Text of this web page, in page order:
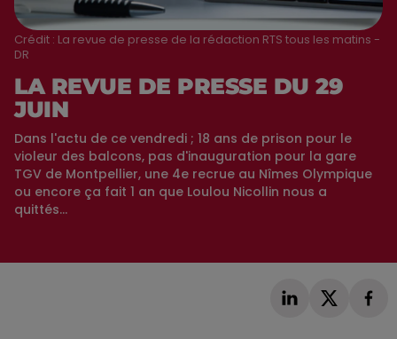
Crédit : La revue de presse de la rédaction RTS tous les matins -
DR
LA REVUE DE PRESSE DU 29
JUIN
Dans l'actu de ce vendredi ; 18 ans de prison pour le
violeur des balcons, pas d'inauguration pour la gare
TGV de Montpellier, une 4e recrue au Nîmes Olympique
ou encore ça fait 1 an que Loulou Nicollin nous a
quittés...